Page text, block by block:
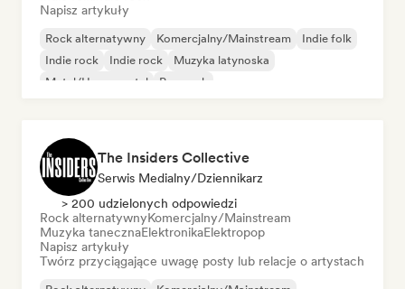
Napisz artykuły
Rock alternatywny Komercjalny/Mainstream
Indie folk
Indie rock
Indie rock
Muzyka latynoska
Metal/Heavy metal
Pop rock
The Insiders Collective
Serwis Medialny/Dziennikarz
> 200 udzielonych odpowiedzi
Rock alternatywnyKomercjalny/Mainstream
Muzyka tanecznaElektronikaElektropop
Napisz artykuły
Twórz przyciągające uwagę posty lub relacje o artystach